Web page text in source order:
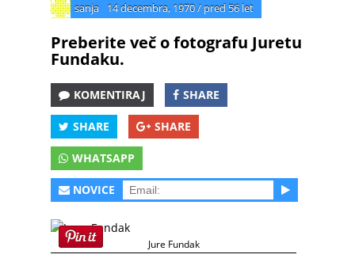
sanja 14 decembra, 1970/ pred 56 let
Preberite več o fotografu Juretu
Fundaku.
KOMENTIRAJ SHARE
SHARE SHARE
WHATSAPP
NOVICE
Jure Fundak